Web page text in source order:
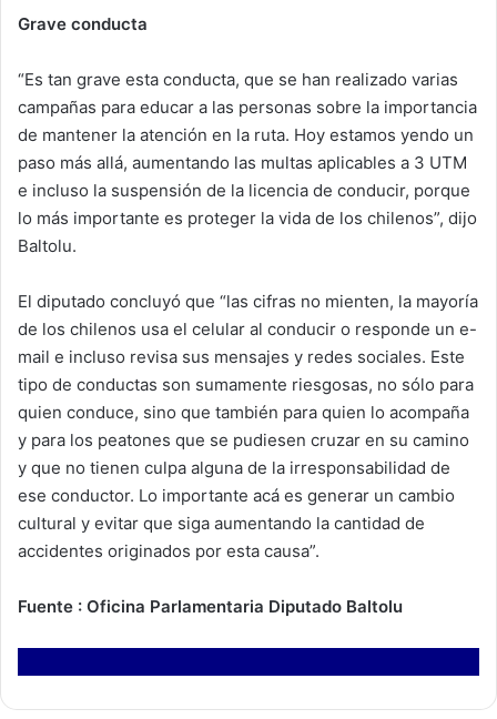
Grave conducta
“Es tan grave esta conducta, que se han realizado varias
campañas para educar a las personas sobre la importancia
de mantener la atención en la ruta. Hoy estamos yendo un
paso más allá, aumentando las multas aplicables a 3 UTM
e incluso la suspensión de la licencia de conducir, porque
lo más importante es proteger la vida de los chilenos”, dijo
Baltolu.
El diputado concluyó que “las cifras no mienten, la mayoría
de los chilenos usa el celular al conducir o responde un e-
mail e incluso revisa sus mensajes y redes sociales. Este
tipo de conductas son sumamente riesgosas, no sólo para
quien conduce, sino que también para quien lo acompaña
y para los peatones que se pudiesen cruzar en su camino
y que no tienen culpa alguna de la irresponsabilidad de
ese conductor. Lo importante acá es generar un cambio
cultural y evitar que siga aumentando la cantidad de
accidentes originados por esta causa”.
Fuente : Oficina Parlamentaria Diputado Baltolu